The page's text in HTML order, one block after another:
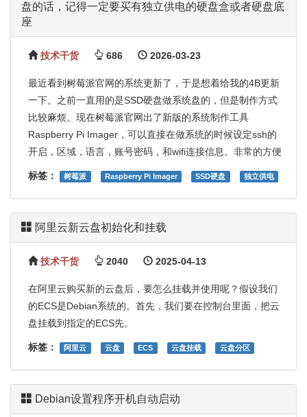
盘的话，记得一定要买有独立供电的硬盘盒或者硬盘底
座
技术干货 686 2026-03-23
最近看到树莓派官网的系统更新了，于是想着给我的4B更新
一下。之前一直用的是SSD硬盘做系统盘的，但是制作方式
比较麻烦。现在树莓派官网出了新版的系统制作工具
Raspberry Pi Imager，可以直接在做系统的时候设定ssh的
开启，区域，语言，账号密码，和wifi连接信息。非常的方便
标签： 树莓派 Raspberry Pi Imager SSD硬盘 独立供电
阿里云新云盘初始化和挂载
技术干货 2040 2025-04-13
在阿里云购买新的云盘后，要怎么挂载并使用呢？假设我们
的ECS是Debian系统的。首先，我们要在控制台里面，把云
盘挂载到指定的ECS先。
标签： 阿里云 云盘 ECS 云盘挂载 云盘分区
Debian设置程序开机自动启动